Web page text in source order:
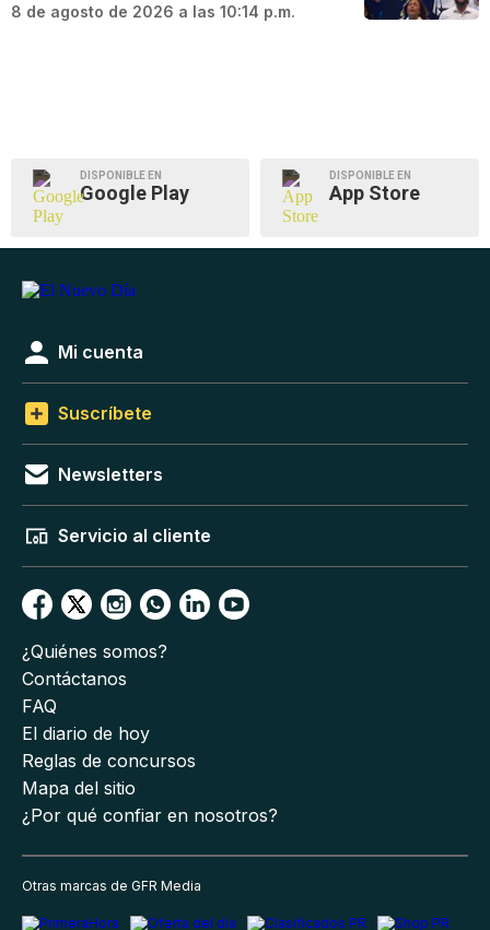
8 de agosto de 2026 a las 10:14 p.m.
DISPONIBLE EN
Google Play
DISPONIBLE EN
App Store
Mi cuenta
Suscríbete
Newsletters
Servicio al cliente
¿Quiénes somos?
Contáctanos
FAQ
El diario de hoy
Reglas de concursos
Mapa del sitio
¿Por qué confiar en nosotros?
Otras marcas de GFR Media